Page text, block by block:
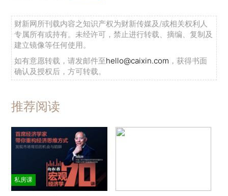
财新网所刊载内容之知识产权为财新传媒及/或相关权利人
专属所有或持有。未经许可，禁止进行转载、摘编、复制及
建立镜像等任何使用。
如有意愿转载，请发邮件至hello@caixin.com ，获得书面
确认及授权后，方可转载。
推荐阅读
私房课